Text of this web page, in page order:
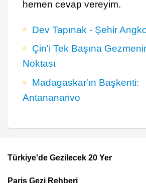
hemen cevap vereyim.
Dev Tapınak - Şehir
Çin'i Tek Başına
Noktası
Madagaskar'ın Başkenti:
Antananarivo
Türkiye'de Gezilecek 20 Yer
Paris Gezi Rehberi